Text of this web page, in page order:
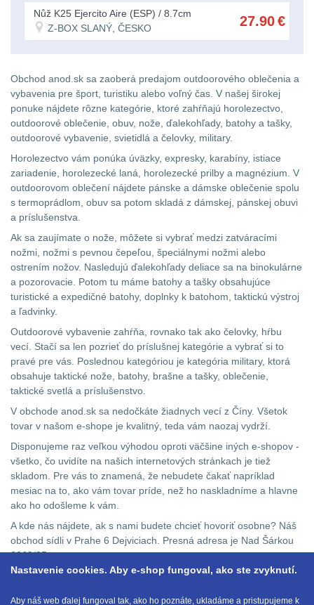
Nad
30
Batohy
přes
rameno
15
Cestovní
batohy
a
tašky
6
Dětské
batohy3
Brašne
a
tašky45
Ledvinky60
Duffle
bagy25
Univerzalní
tašky60
Přepravne
tašky
na
zbraně39
Nůž K25 Ejercito Aire (ESP) / 8.7cm
Z-BOX SLANÝ, ČESKO
27.90€
Obchod anod.sk sa zaoberá predajom outdoorového oblečenia a
vybavenia pre šport, turistiku alebo voľný čas. V našej širokej
ponuke nájdete rôzne kategórie, ktoré zahŕňajú horolezectvo,
outdoorové oblečenie, obuv, nože, ďalekohľady, batohy a tašky,
outdoorové vybavenie, svietidlá a čelovky, military.
Horolezectvo vám ponúka úväzky, expresky, karabíny, istiace
zariadenie, horolezecké laná, horolezecké prilby a magnézium. V
outdoorovom oblečení nájdete pánske a dámske oblečenie spolu
s termoprádlom, obuv sa potom skladá z dámskej, pánskej obuvi
a príslušenstva.
Ak sa zaujímate o nože, môžete si vybrať medzi zatváracími
nožmi, nožmi s pevnou čepeľou, špeciálnymi nožmi alebo
ostrením nožov. Nasledujú ďalekohľady deliace sa na binokulárne
a pozorovacie. Potom tu máme batohy a tašky obsahujúce
turistické a expedičné batohy, doplnky k batohom, taktickú výstroj
a ľadvinky.
Outdoorové vybavenie zahŕňa, rovnako tak ako čelovky, hŕbu
vecí. Stačí sa len pozrieť do príslušnej kategórie a vybrať si to
pravé pre vás. Poslednou kategóriou je kategória military, ktorá
obsahuje taktické nože, batohy, brašne a tašky, oblečenie,
taktické svetlá a príslušenstvo.
V obchode anod.sk sa nedočkáte žiadnych vecí z Číny. Všetok
tovar v našom e-shope je kvalitný, teda vám naozaj vydrží.
Disponujeme raz veľkou výhodou oproti väčšine iných e-shopov -
všetko, čo uvidíte na našich internetových stránkach je tiež
skladom. Pre vás to znamená, že nebudete čakať napríklad
mesiac na to, ako vám tovar príde, než ho naskladníme a hlavne
ako ho odošleme k vám.
A kde nás nájdete, ak s nami budete chcieť hovoriť osobne? Náš
obchod sídli v Prahe 6 Dejviciach. Presná adresa je Nad Šárkou
2069/25.
Ak budete mať akékoľvek otázky ohľadne stavu objednávky či
Nastavenie cookies. Aby e-shop fungoval, ako ste zvyknutí.
Aby náš web ďalej fungoval tak, ako ho poznáte, ukladáme a pristupujeme k